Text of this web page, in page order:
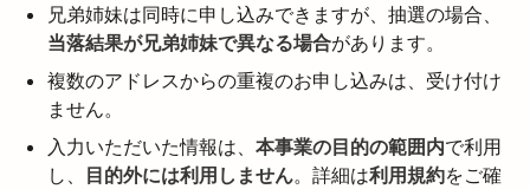
兄弟姉妹は同時に申し込みできますが、抽選の場合、
当落結果が兄弟姉妹で異なる場合があります。
複数のアドレスからの重複のお申し込みは、受け付け
ません。
入力いただいた情報は、 本事業の目的の範囲内で利用
し、 目的外には利用しません。詳細は利用規約をご確